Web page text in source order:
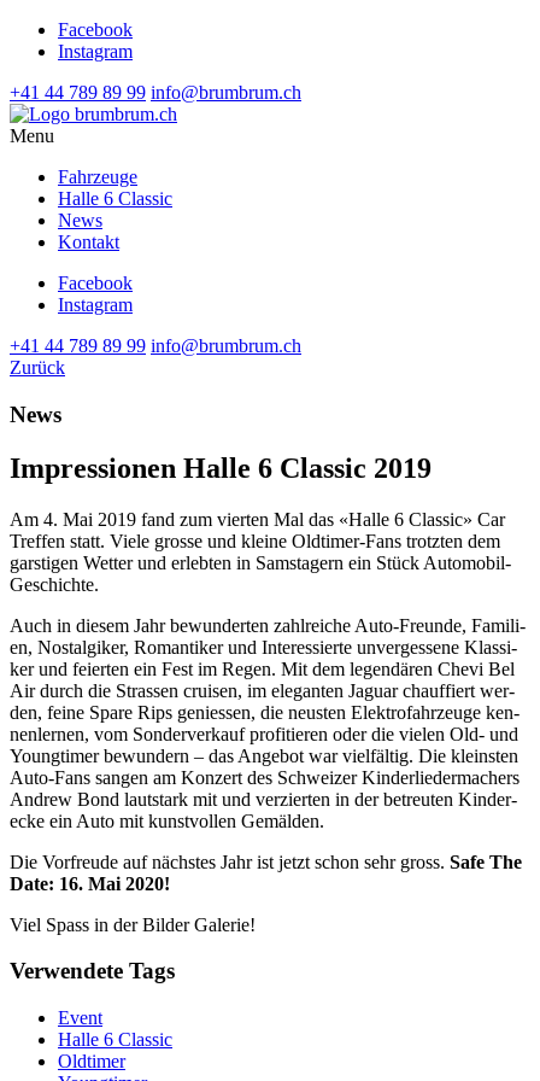
Facebook
Instagram
+41 44 789 89 99 info@brumbrum.ch
Menu
Fahrzeuge
Halle 6 Classic
News
Kontakt
Facebook
Instagram
+41 44 789 89 99 info@brumbrum.ch
Zurück
News
Impressionen Halle 6 Classic 2019
Am 4. Mai 2019 fand zum vier­ten Mal das «Hal­le 6 Clas­sic» Car
Tref­fen statt. Vie­le gros­se und klei­ne Old­ti­mer-Fans trotz­ten dem
gars­ti­gen Wet­ter und erleb­ten in Sams­ta­gern ein Stück Automobil-
Geschichte.
Auch in die­sem Jahr bewun­der­ten zahl­rei­che Auto-Freun­de, Fami­li­
en, Nost­al­gi­ker, Roman­ti­ker und Inter­es­sier­te unver­ges­se­ne Klas­si­
ker und fei­er­ten ein Fest im Regen. Mit dem legen­dä­ren Che­vi Bel
Air durch die Stras­sen crui­sen, im ele­gan­ten Jagu­ar chauf­fiert wer­
den, fei­ne Spa­re Rips genies­sen, die neus­ten Elek­tro­fahr­zeu­ge ken­
nen­ler­nen, vom Son­der­ver­kauf pro­fi­tie­ren oder die vie­len Old- und
Young­timer bewun­dern – das Ange­bot war viel­fäl­tig. Die kleins­ten
Auto-Fans san­gen am Kon­zert des Schwei­zer Kin­der­lie­der­ma­chers
Andrew Bond laut­stark mit und ver­zier­ten in der betreu­ten Kin­der­
ecke ein Auto mit kunst­vol­len Gemälden.
Die Vor­freu­de auf nächs­tes Jahr ist jetzt schon sehr gross. Safe The
Date: 16. Mai 2020!
Viel Spass in der Bil­der Galerie!
Verwendete Tags
Event
Halle 6 Classic
Oldtimer